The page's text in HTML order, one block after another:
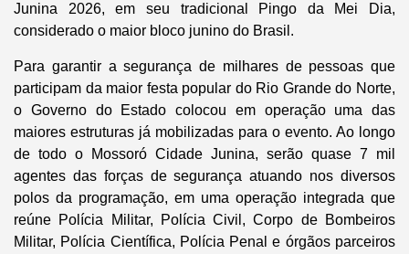
Junina 2026, em seu tradicional Pingo da Mei Dia,
considerado o maior bloco junino do Brasil.
Para garantir a segurança de milhares de pessoas que
participam da maior festa popular do Rio Grande do Norte,
o Governo do Estado colocou em operação uma das
maiores estruturas já mobilizadas para o evento. Ao longo
de todo o Mossoró Cidade Junina, serão quase 7 mil
agentes das forças de segurança atuando nos diversos
polos da programação, em uma operação integrada que
reúne Polícia Militar, Polícia Civil, Corpo de Bombeiros
Militar, Polícia Científica, Polícia Penal e órgãos parceiros